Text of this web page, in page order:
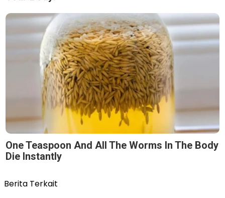
One Teaspoon And All The Worms In The Body
Die Instantly
Berita Terkait